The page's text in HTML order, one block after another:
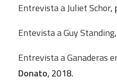
Entrevista a Juliet Schor,
Entevista a Guy Standing
Entrevista a Ganaderas
Donato, 2018.